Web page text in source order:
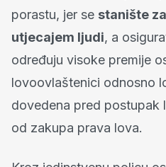
porastu, jer se stanište
utjecajem ljudi, a
određuju visoke premije
lovoovlaštenici odnosno
dovedena pred postupak
od zakupa prava lova.